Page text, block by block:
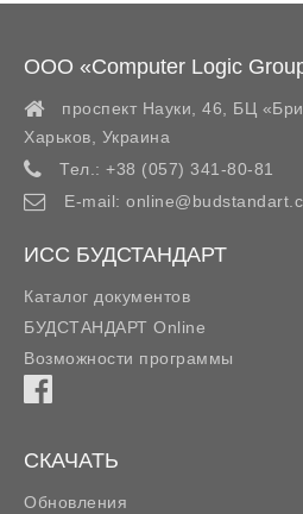
ООО «Computer Logic
проспект Науки, 46, БЦ
Харьков
Украина
Тел.: +38 (057) 341-80-81
E-mail:
ИСС БУДСТАНДАРТ
Каталог документов
БУДСТАНДАРТ Online
Возможности программы
СКАЧАТЬ
Обновления